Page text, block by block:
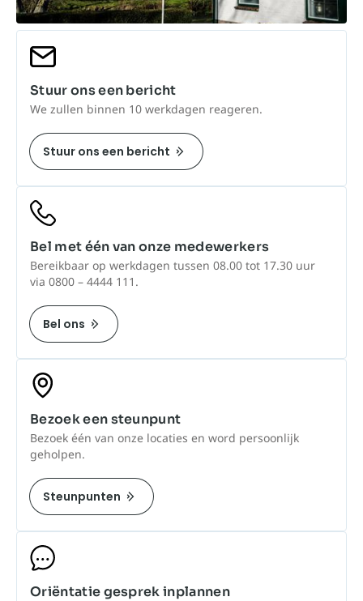
Stuur ons een bericht
We zullen binnen 10 werkdagen reageren.
Stuur ons een bericht
Bel met één van onze medewerkers
Bereikbaar op werkdagen tussen 08.00 tot 17.30 uur
via 0800 – 4444 111.
Bel ons
Bezoek een steunpunt
Bezoek één van onze locaties en word persoonlijk
geholpen.
Steunpunten
Oriëntatie gesprek inplannen